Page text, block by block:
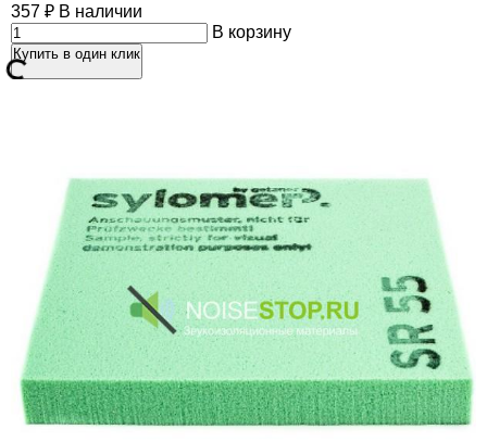
357 ₽ В наличии
В корзину
Купить в один клик